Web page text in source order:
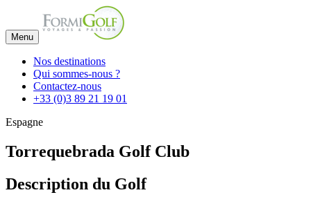
Menu
Nos destinations
Qui sommes-nous ?
Contactez-nous
+33 (0)3 89 21 19 01
Espagne
Torrequebrada Golf Club
Description du Golf